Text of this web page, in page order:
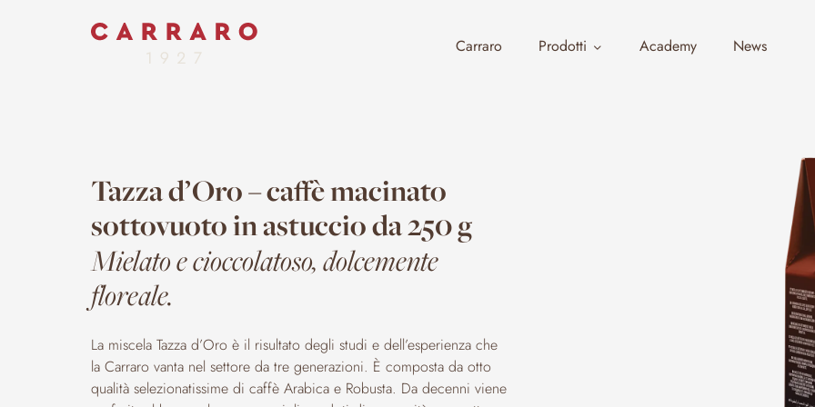
Carraro Prodotti Academy News
Tazza d’Oro – caffè macinato
sottovuoto in astuccio da 250 g
Mielato e cioccolatoso, dolcemente
floreale.
La miscela Tazza d’Oro è il risultato degli studi e dell’esperienza che
la Carraro vanta nel settore da tre generazioni. È composta da otto
qualità selezionatissime di caffè Arabica e Robusta. Da decenni viene